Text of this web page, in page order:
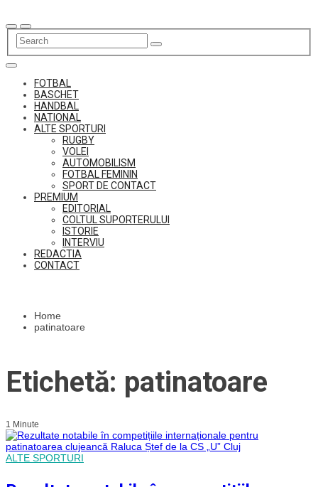
to
content
FOTBAL
BASCHET
HANDBAL
NATIONAL
ALTE SPORTURI
RUGBY
VOLEI
AUTOMOBILISM
FOTBAL FEMININ
SPORT DE CONTACT
PREMIUM
EDITORIAL
COLTUL SUPORTERULUI
ISTORIE
INTERVIU
REDACTIA
CONTACT
Home
patinatoare
Etichetă: patinatoare
1 Minute
ALTE SPORTURI